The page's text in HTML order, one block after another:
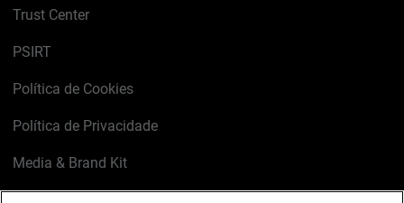
Trust Center
PSIRT
Política de Cookies
Política de Privacidade
Media & Brand Kit